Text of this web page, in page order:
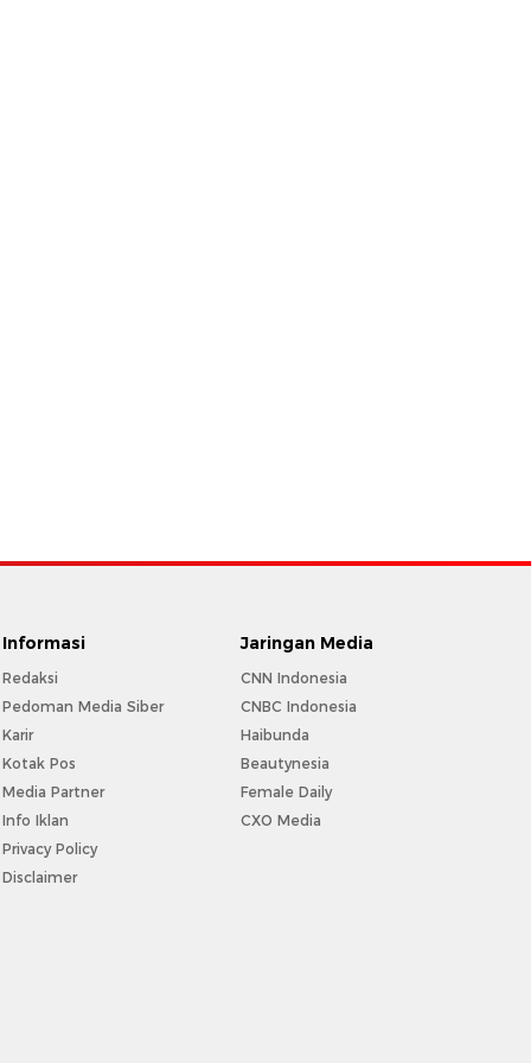
Informasi
Redaksi
Pedoman Media Siber
Karir
Kotak Pos
Media Partner
Info Iklan
Privacy Policy
Disclaimer
Jaringan Media
CNN Indonesia
CNBC Indonesia
Haibunda
Beautynesia
Female Daily
CXO Media